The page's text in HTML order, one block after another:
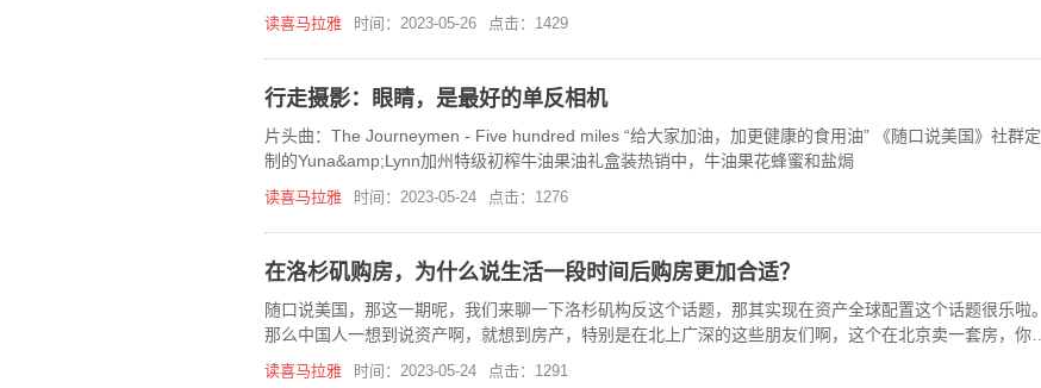
读喜马拉雅 时间：2023-05-26 点击：1429
行走摄影：眼睛，是最好的单反相机
片头曲：The Journeymen - Five hundred miles “给大家加油，加更健康的食用油” 《随口说美国》社群定
制的Yuna&amp;Lynn加州特级初榨牛油果油礼盒装热销中，牛油果花蜂蜜和盐焗
读喜马拉雅 时间：2023-05-24 点击：1276
在洛杉矶购房，为什么说生活一段时间后购房更加合适？
随口说美国，那这一期呢，我们来聊一下洛杉矶构反这个话题，那其实现在资产全球配置这个话题很乐啦。
那么中国人一想到说资产啊，就想到房产，特别是在北上广深的这些朋友们啊，这个在北京卖一套房，你就
可以资产全球配置五大洲都可以配置啊。所以呢，今天要来
读喜马拉雅 时间：2023-05-24 点击：1291